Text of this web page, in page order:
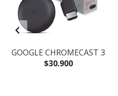
GOOGLE CHROMECAST 3
$30.900